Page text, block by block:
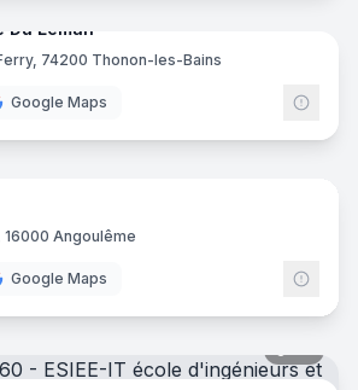
Du Leman
74200 Thonon-les-Bains
Google Maps
14
16000 Angoulême
Google Maps